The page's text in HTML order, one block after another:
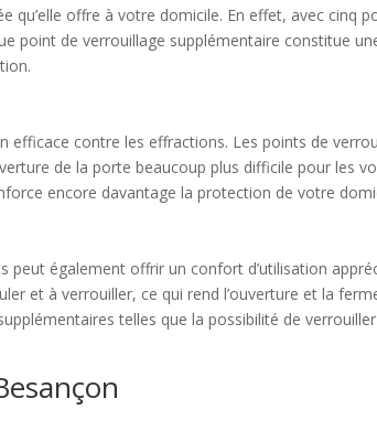
qu’elle offre à votre domicile. En effet, avec cinq
point de verrouillage supplémentaire constitue
contre les effractions. Les points de
de la porte beaucoup plus difficile pour les
encore davantage la protection de votre
également offrir un confort d’utilisation
et à verrouiller, ce qui rend l’ouverture et la
telles que la possibilité de